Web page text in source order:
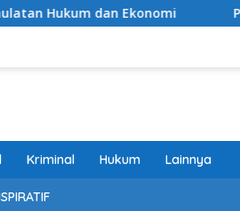
Polemik Pengelolaan
Kriminal Hukum Lainnya